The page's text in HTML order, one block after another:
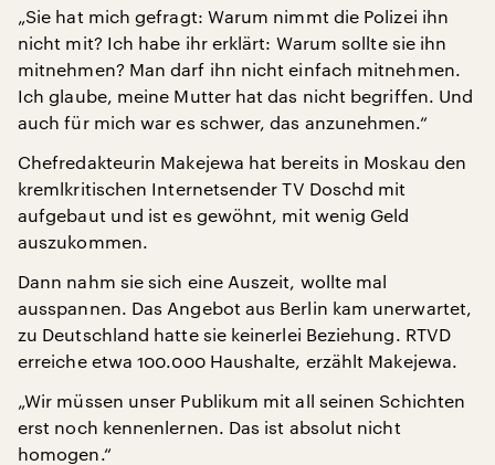
„Sie hat mich gefragt: Warum nimmt die Polizei ihn
nicht mit? Ich habe ihr erklärt: Warum sollte sie ihn
mitnehmen? Man darf ihn nicht einfach mitnehmen.
Ich glaube, meine Mutter hat das nicht begriffen. Und
auch für mich war es schwer, das anzunehmen.“
Chefredakteurin Makejewa hat bereits in Moskau den
kremlkritischen Internetsender TV Doschd mit
aufgebaut und ist es gewöhnt, mit wenig Geld
auszukommen.
Dann nahm sie sich eine Auszeit, wollte mal
ausspannen. Das Angebot aus Berlin kam unerwartet,
zu Deutschland hatte sie keinerlei Beziehung. RTVD
erreiche etwa 100.000 Haushalte, erzählt Makejewa.
„Wir müssen unser Publikum mit all seinen Schichten
erst noch kennenlernen. Das ist absolut nicht
homogen.“